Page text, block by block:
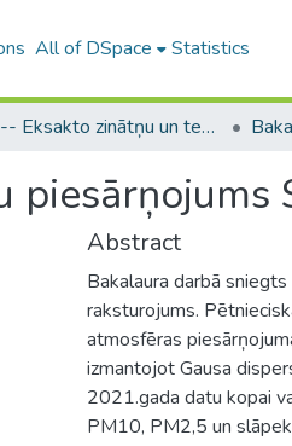
All of DSpace Statistics
A -- Eksakto zinātņu un tehnoloģiju fakultāte / Faculty of Science and Technology
piesārņojums
Abstract
Bakalaura darbā
raksturojums.
atmosfēras
izmantojot Gausa
2021.gada datu kopai
PM10, PM2,5 un